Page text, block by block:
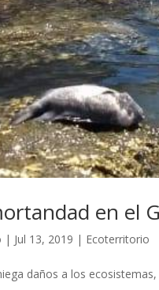
en el
| Jul 13, 2019 | Ecoterritorio
daños a los